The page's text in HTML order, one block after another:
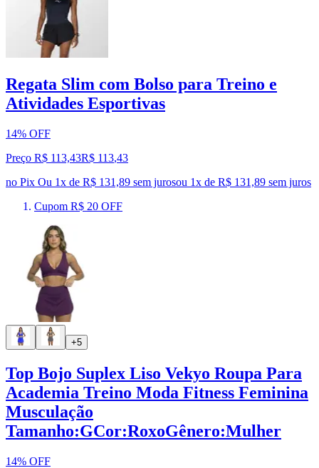
Regata Slim com Bolso para Treino e
Atividades Esportivas
14% OFF
Preço R$ 113,43R$ 113,43
no Pix Ou 1x de R$ 131,89 sem jurosou 1x de R$ 131,89 sem juros
Cupom R$ 20 OFF
+5
Top Bojo Suplex Liso Vekyo Roupa Para
Academia Treino Moda Fitness Feminina
Musculação
Tamanho:GCor:RoxoGênero:Mulher
14% OFF